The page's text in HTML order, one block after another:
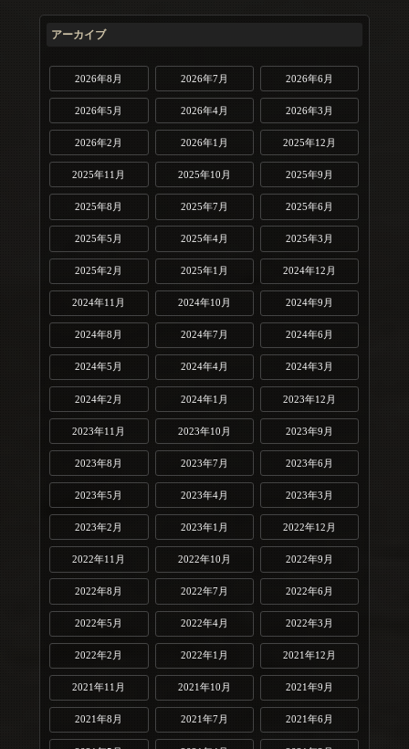
アーカイブ
2026年8月 2026年7月 2026年6月
2026年5月 2026年4月 2026年3月
2026年2月 2026年1月 2025年12月
2025年11月 2025年10月 2025年9月
2025年8月 2025年7月 2025年6月
2025年5月 2025年4月 2025年3月
2025年2月 2025年1月 2024年12月
2024年11月 2024年10月 2024年9月
2024年8月 2024年7月 2024年6月
2024年5月 2024年4月 2024年3月
2024年2月 2024年1月 2023年12月
2023年11月 2023年10月 2023年9月
2023年8月 2023年7月 2023年6月
2023年5月 2023年4月 2023年3月
2023年2月 2023年1月 2022年12月
2022年11月 2022年10月 2022年9月
2022年8月 2022年7月 2022年6月
2022年5月 2022年4月 2022年3月
2022年2月 2022年1月 2021年12月
2021年11月 2021年10月 2021年9月
2021年8月 2021年7月 2021年6月